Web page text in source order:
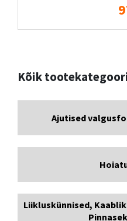
Kõik
Ajutised
Liikluskünnised,